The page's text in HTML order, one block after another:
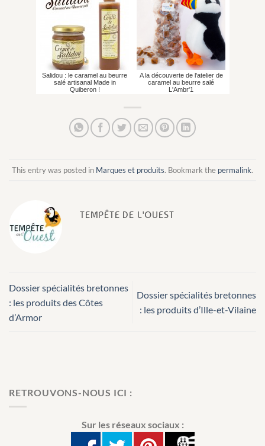
Salidou : le caramel au beurre
salé artisanal Made in
Quiberon !
A la découverte de l'atelier de
caramel au beurre salé
L'Ambr'1
This entry was posted in Marques et produits. Bookmark the permalink.
TEMPÊTE DE L'OUEST
Dossier spécialités bretonnes
: les produits des Côtes
d’Armor
Dossier spécialités bretonnes
: les produits d’Ille-et-Vilaine
RETROUVONS-NOUS ICI :
Sur les réseaux sociaux :